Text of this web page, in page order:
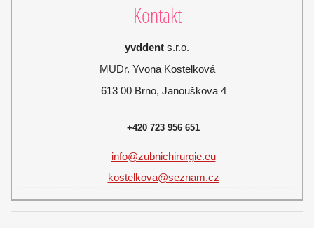
Kontakt
yvddent s.r.o.
MUDr. Yvona Kostelková
613 00 Brno, Janouškova 4
+420 723 956 651
info@zubnichirurgie.eu
kostelkova@seznam.cz